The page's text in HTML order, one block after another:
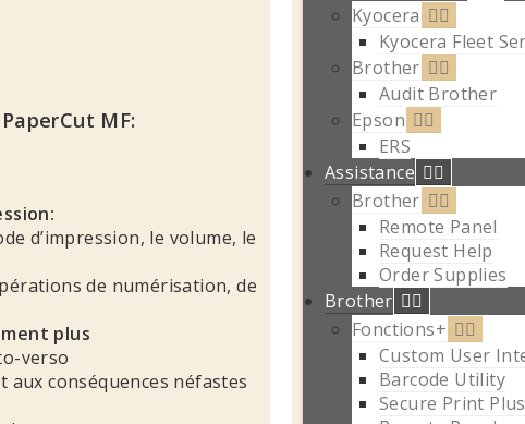
MF:
d’impression, le volume, le
de numérisation, de
plus
verso
conséquences néfastes
Kyocera
Kyocera Fleet
Brother
Audit Brother
Epson
ERS
Assistance
Brother
Remote Panel
Request Help
Order Supplies
Brother
Fonctions+
Custom User
Barcode Utility
Secure Print Plus